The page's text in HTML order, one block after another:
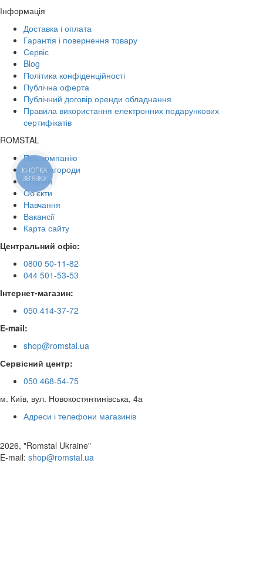
Інформація
Доставка і оплата
Гарантія і повернення товару
Сервіс
Blog
Політика конфіденційності
Публічна оферта
Публічний договір оренди обладнання
Правила використання електронних подарункових
сертифікатів
ROMSTAL
Про компанію
Наші нагороди
Новини
Об'єкти
Навчання
Вакансії
Карта сайту
Центральний офіс:
0800 50-11-82
044 501-53-53
Інтернет-магазин:
050 414-37-72
E-mail:
shop@romstal.ua
Сервісний центр:
050 468-54-75
м. Київ, вул. Новокостянтинівська, 4а
Адреси і телефони магазинів
2026, "Romstal Ukraine"
​E-mail: shop@romstal.ua
КНОПКА
ЗВ'ЯЗКУ